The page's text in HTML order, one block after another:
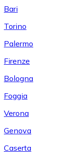
Bari
Torino
Palermo
Firenze
Bologna
Foggia
Verona
Genova
Caserta